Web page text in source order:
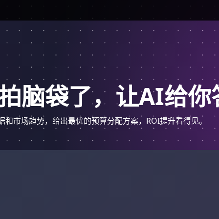
脑袋了，让AI给你
市场趋势，给出最优的预算分配方案，ROI提升看得见。